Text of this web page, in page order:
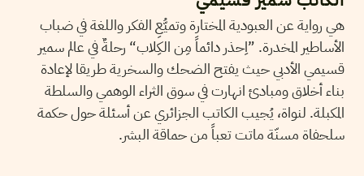
هي رواية عن العبودية المختارة وتميُّعِ الفكر واللغة في ضباب
الأساطير المخدرة. ”اِحذر دائماً مِن الكِلاب“ رحلةٌ في عالم سمير
قسيمي الأدبي حيث يفتح الضحك والسخرية طريقا لإعادة
بناء أخلاق ومبادئ انهارت في سوق الثراء الوهمي والسلطة
المكبلة. لنواة، يُجيب الكاتب الجزائري عن أسئلة حول حكمة
سلحفاة مسنّة ماتت تعباً من حماقة البشر.